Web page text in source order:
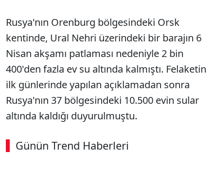
Rusya'nın Orenburg bölgesindeki Orsk
kentinde, Ural Nehri üzerindeki bir barajın 6
Nisan akşamı patlaması nedeniyle 2 bin
400'den fazla ev su altında kalmıştı. Felaketin
ilk günlerinde yapılan açıklamadan sonra
Rusya'nın 37 bölgesindeki 10.500 evin sular
altında kaldığı duyurulmuştu.
Günün Trend Haberleri